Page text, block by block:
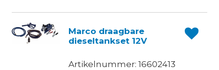
Marco draagbare
dieseltankset 12V
Artikelnummer: 16602413